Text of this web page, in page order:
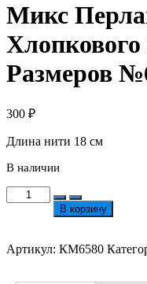
Микс
Размеров
300 ₽
Длина нити 18 см
В наличии
Количество
товара
Ракушки
В корзину
Артикул: КМ6580